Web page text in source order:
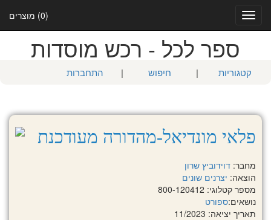
(0) מוצרים
Toggle
navigation
ספר לכל - רכש מוסדות
קטגוריות | חיפוש | התחברות
פלאי מונדיאל-מהדורה מעודכנת
מחבר: דוידוביץ שרון
הוצאה: יצרנים שונים
מספר קטלוגי: 800-120412
נושאים:ספורט
תאריך יציאה: 11/2023